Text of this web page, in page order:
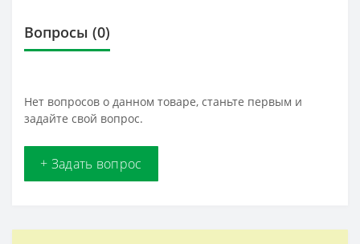
Вопросы (0)
Нет вопросов о данном товаре, станьте первым и
задайте свой вопрос.
+ Задать вопрос